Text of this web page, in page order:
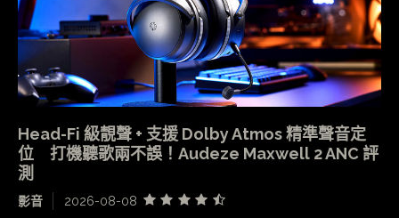
Head-Fi 級靚聲 + 支援 Dolby Atmos 精準聲音定
位 打機聽歌兩不誤！Audeze Maxwell 2 ANC 評
測
影音 2026-08-08